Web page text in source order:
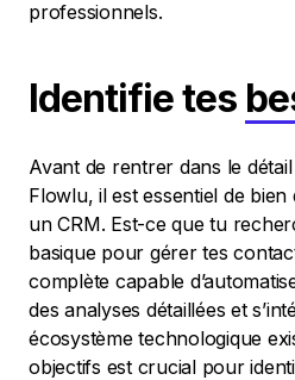
professionnels.
Identifie tes
Avant de rentrer dans le
Flowlu, il est essentiel de
un CRM. Est-ce que tu
basique pour gérer tes
complète capable
des analyses détaillées et
écosystème technologique
objectifs est crucial pour